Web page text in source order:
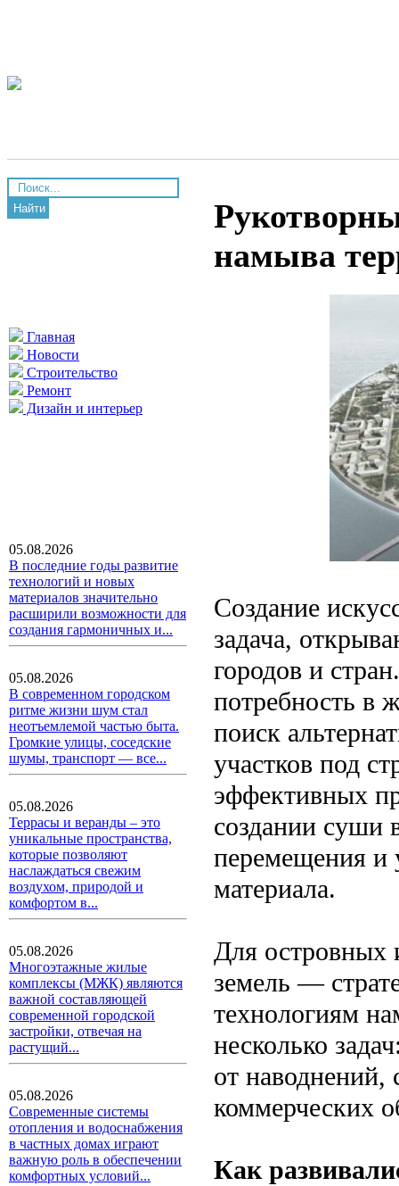
Найти
Главная
Новости
Строительство
Ремонт
Дизайн и интерьер
05.08.2026
В последние годы развитие
технологий и новых
материалов значительно
расширили возможности для
создания гармоничных и...
05.08.2026
В современном городском
ритме жизни шум стал
неотъемлемой частью быта.
Громкие улицы, соседские
шумы, транспорт — все...
05.08.2026
Террасы и веранды – это
уникальные пространства,
которые позволяют
наслаждаться свежим
воздухом, природой и
комфортом в...
05.08.2026
Многоэтажные жилые
комплексы (МЖК) являются
важной составляющей
современной городской
застройки, отвечая на
растущий...
05.08.2026
Современные системы
отопления и водоснабжения
в частных домах играют
важную роль в обеспечении
комфортных условий...
намыва
Создание
задача,
городов и
потребность в
поиск
участков под
эффективных
создании суши
перемещения и
материала.
Для островных
земель —
технологиям
несколько
от
коммерческих
Как